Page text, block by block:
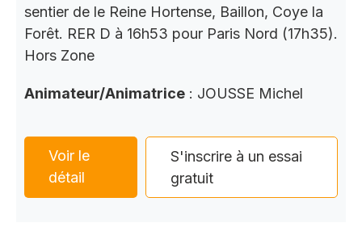
sentier de le Reine Hortense, Baillon, Coye la
Forêt. RER D à 16h53 pour Paris Nord (17h35).
Hors Zone
Animateur/Animatrice : JOUSSE Michel
Voir le
détail
S'inscrire à un essai
gratuit